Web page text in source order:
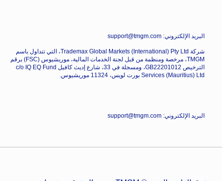
البريد الإلكتروني: support@tmgm.com
شركة Trademax Global Markets (International) Pty Ltd، التي تتداول باسم
TMGM، مرخصة ومنظمة من قبل لجنة الخدمات المالية، موريشيوس (FSC) برقم
الترخيص GB22201012، ومسجلة في 33، شارع إديث كافيل c/o IQ EQ Fund
Services (Mauritius) Ltd بورت لويس، 11324 موريشيوس.
البريد الإلكتروني: support@tmgm.com